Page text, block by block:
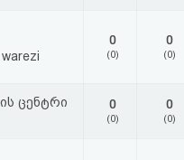
0
(0)
0
(0)
ცენტრი
0
(0)
0
(0)